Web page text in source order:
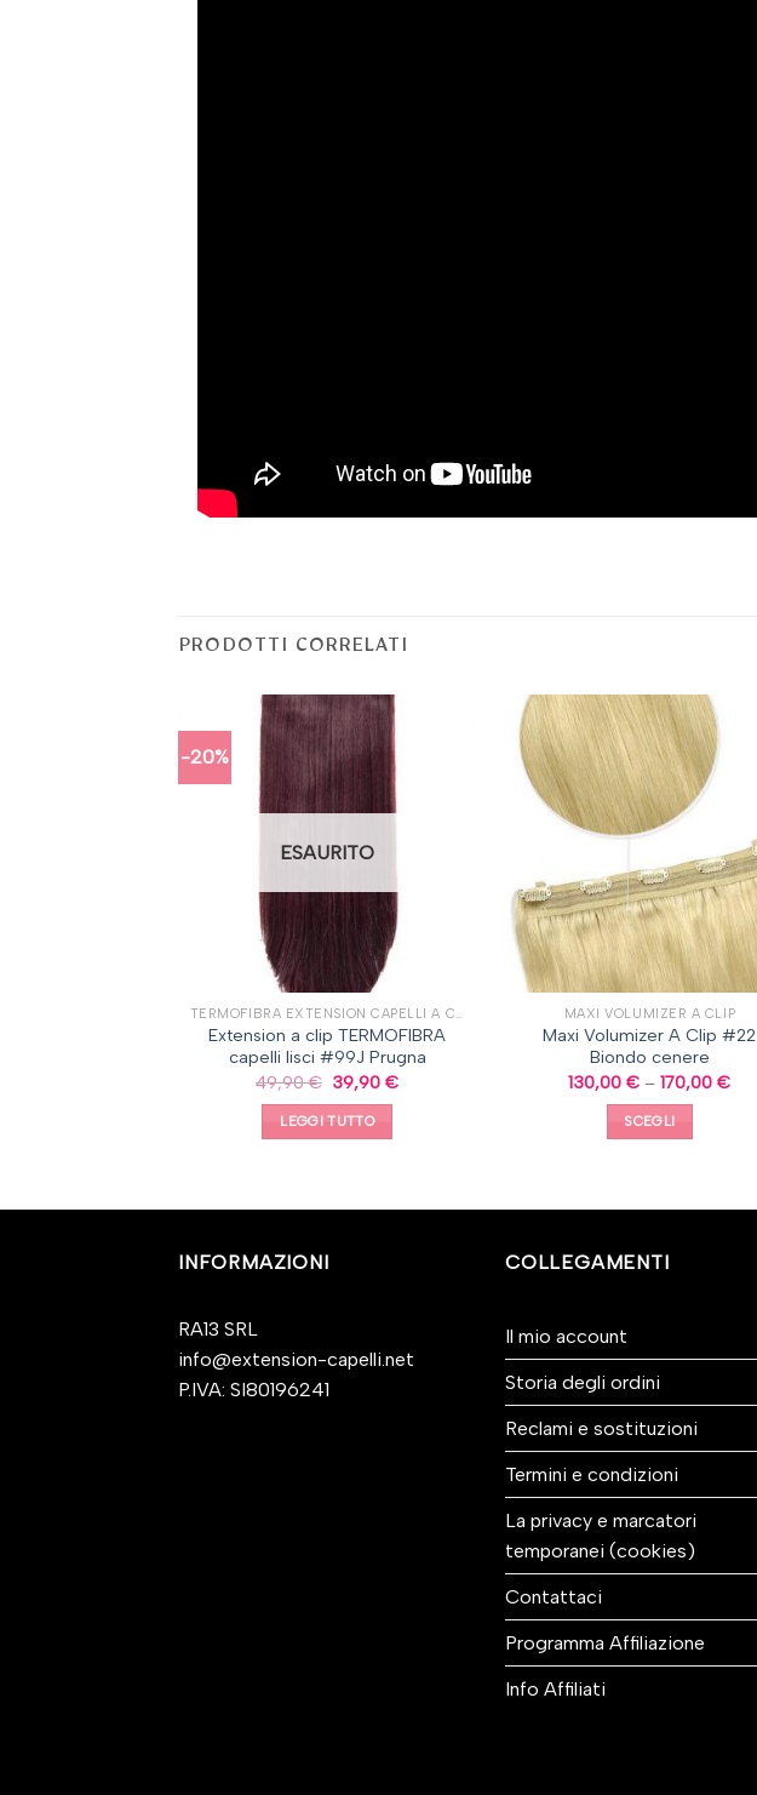
PRODOTTI CORRELATI
-20%
ESAURITO
Extension a clip TERMOFIBRA
capelli lisci #99J Prugna
49,90€ 39,90€
LEGGI TUTTO
MAXI VOLUMIZER A CLIP
Maxi Volumizer A Clip #22
Biondo cenere
130,00€ –170,00€
SCEGLI
INFORMAZIONI
RA13 SRL
info@extension-capelli.net
P.IVA: SI80196241
COLLEGAMENTI
Il mio account
Storia degli ordini
Reclami e sostituzioni
Termini e condizioni
La privacy e marcatori
temporanei (cookies)
Contattaci
Programma Affiliazione
Info Affiliati